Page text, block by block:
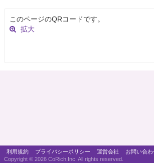
このページのQRコードです。
拡大
利用規約 プライバシーポリシー 運営会社 お問い合わ
Copyright © 2026 CoRich,Inc. All rights reserved.